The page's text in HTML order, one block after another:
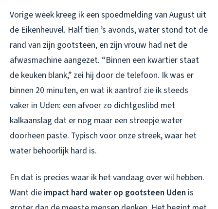
Vorige week kreeg ik een spoedmelding van August uit
de Eikenheuvel. Half tien ’s avonds, water stond tot de
rand van zijn gootsteen, en zijn vrouw had net de
afwasmachine aangezet. “Binnen een kwartier staat
de keuken blank,” zei hij door de telefoon. Ik was er
binnen 20 minuten, en wat ik aantrof zie ik steeds
vaker in Uden: een afvoer zo dichtgeslibd met
kalkaanslag dat er nog maar een streepje water
doorheen paste. Typisch voor onze streek, waar het
water behoorlijk hard is.
En dat is precies waar ik het vandaag over wil hebben.
Want die impact hard water op gootsteen Uden is